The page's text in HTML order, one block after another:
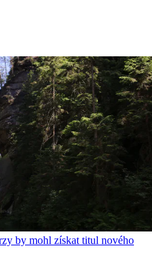
by mohl získat titul nového